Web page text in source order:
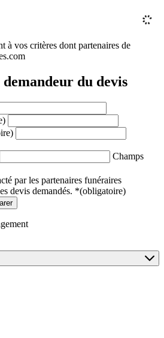
à vos critères dont partenaires de
du devis
Champs
par les partenaires funéraires
devis demandés. *(obligatoire)